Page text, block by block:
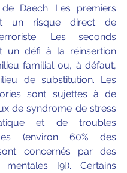
Daech. Les premiers
un risque direct de
Les seconds
un défi à la réinsertion
familial ou, à défaut,
de substitution. Les
sont sujettes à de
de syndrome de stress
et de troubles
(environ 60% des
concernés par des
mentales [9]). Certains